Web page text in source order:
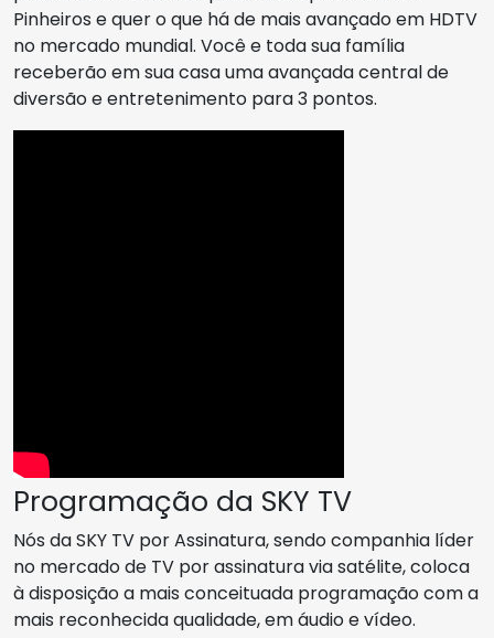
Pinheiros e quer o que há de mais avançado em HDTV
no mercado mundial. Você e toda sua família
receberão em sua casa uma avançada central de
diversão e entretenimento para 3 pontos.
Programação da SKY TV
Nós da SKY TV por Assinatura, sendo companhia líder
no mercado de TV por assinatura via satélite, coloca
à disposição a mais conceituada programação com a
mais reconhecida qualidade, em áudio e vídeo.